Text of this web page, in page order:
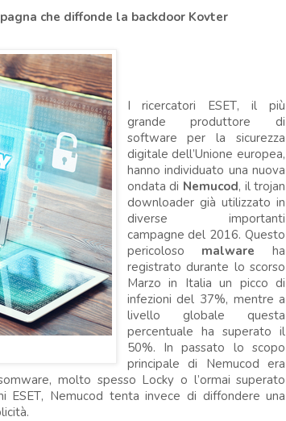
che diffonde la backdoor Kovter
I ricercatori ESET, il più
grande produttore di
software per la sicurezza
digitale dell’Unione europea,
hanno individuato una nuova
ondata di Nemucod, il trojan
downloader già utilizzato in
diverse importanti
campagne del 2016. Questo
pericoloso malware ha
registrato durante lo scorso
Marzo in Italia un picco di
infezioni del 37%, mentre a
livello globale questa
percentuale ha superato il
50%. In passato lo scopo
principale di Nemucod era
molto spesso Locky o l’ormai superato
ESET, Nemucod tenta invece di diffondere una